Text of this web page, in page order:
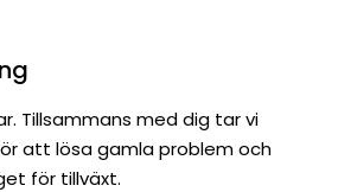
Tillsammans med dig tar vi
att lösa gamla problem och
för tillväxt.